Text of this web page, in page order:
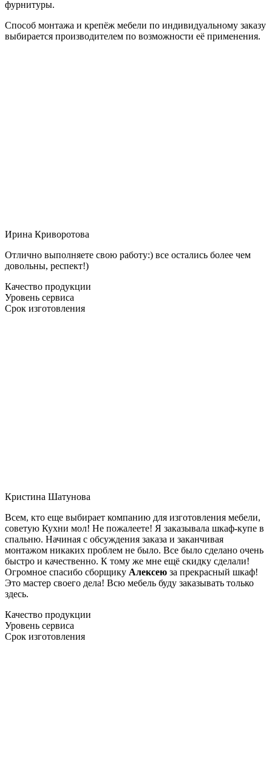
фурнитуры.
Способ монтажа и крепёж мебели по индивидуальному заказу
выбирается производителем по возможности её применения.
Ирина Криворотова
Отлично выполняете свою работу:) все остались более чем
довольны, респект!)
Качество продукции
Уровень сервиса
Срок изготовления
Кристина Шатунова
Всем, кто еще выбирает компанию для изготовления мебели,
советую Кухни мол! Не пожалеете! Я заказывала шкаф-купе в
спальню. Начиная с обсуждения заказа и заканчивая
монтажом никаких проблем не было. Все было сделано очень
быстро и качественно. К тому же мне ещё скидку сделали!
Огромное спасибо сборщику Алексею за прекрасный шкаф!
Это мастер своего дела! Всю мебель буду заказывать только
здесь.
Качество продукции
Уровень сервиса
Срок изготовления